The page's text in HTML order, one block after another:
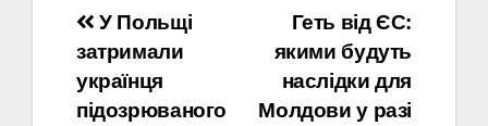
Навігація
записів
Геть від ЄС:
якими будуть
наслідки для
Молдови у разі
У Польщі
затримали
українця
підозрюваного